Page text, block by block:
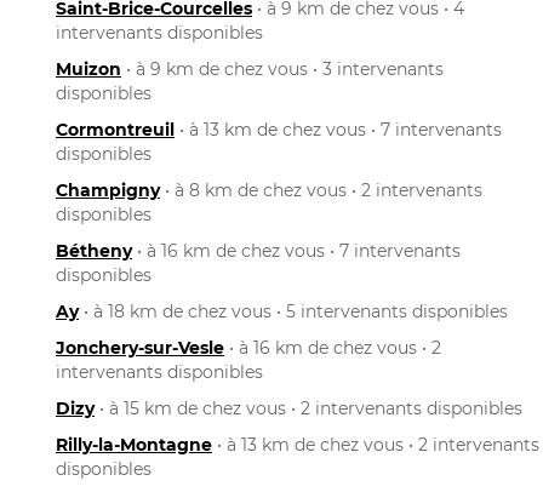
Saint-Brice-Courcelles • à 9 km de chez vous • 4
intervenants disponibles
Muizon • à 9 km de chez vous • 3 intervenants
disponibles
Cormontreuil • à 13 km de chez vous • 7 intervenants
disponibles
Champigny• à 8 km de chez vous • 2 intervenants
disponibles
Bétheny• à 16 km de chez vous • 7 intervenants
disponibles
Ay• à 18 km de chez vous • 5 intervenants disponibles
Jonchery-sur-Vesle • à 16 km de chez vous • 2
intervenants disponibles
Dizy• à 15 km de chez vous • 2 intervenants disponibles
Rilly-la-Montagne • à 13 km de chez vous • 2 intervenants
disponibles